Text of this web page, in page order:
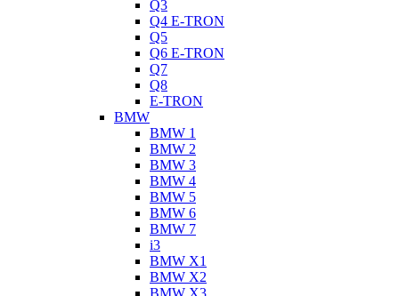
Q3
Q4 E-TRON
Q5
Q6 E-TRON
Q7
Q8
E-TRON
BMW
BMW 1
BMW 2
BMW 3
BMW 4
BMW 5
BMW 6
BMW 7
i3
BMW X1
BMW X2
BMW X3